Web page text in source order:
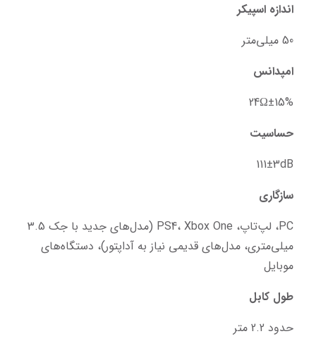
اندازه اسپیکر
50 میلی‌متر
امپدانس
24Ω±15%
حساسیت
111±3dB
سازگاری
موبایل
طول کابل
حدود 2.2 متر